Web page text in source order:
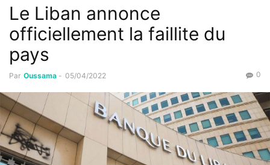
Le Liban annonce
officiellement la faillite du
pays
Par Oussama - 05/04/2022 0